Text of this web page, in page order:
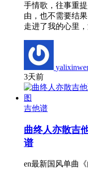
手情歌，往事重
由，也不需要结
走进了我的心里
3天前
吉他谱
曲终人亦散吉
谱
en最新国风单曲